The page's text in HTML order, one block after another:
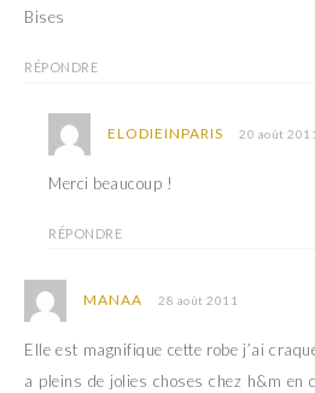
Bises
RÉPONDRE
ELODIEINPARIS 20 août 2011
Merci beaucoup !
RÉPONDRE
MANAA 28 août 2011
Elle est magnifique cette robe j’ai
a pleins de jolies choses chez h&m en